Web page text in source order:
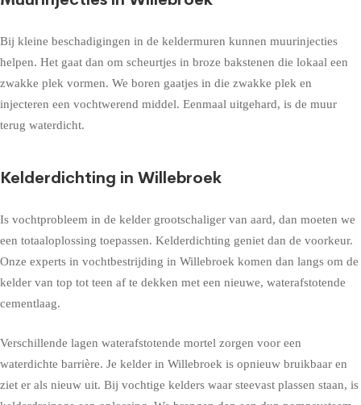
Bij kleine beschadigingen in de keldermuren kunnen muurinjecties
helpen. Het gaat dan om scheurtjes in broze bakstenen die lokaal een
zwakke plek vormen. We boren gaatjes in die zwakke plek en
injecteren een vochtwerend middel. Eenmaal uitgehard, is de muur
terug waterdicht.
Kelderdichting in Willebroek
Is vochtprobleem in de kelder grootschaliger van aard, dan moeten we
een totaaloplossing toepassen. Kelderdichting geniet dan de voorkeur.
Onze experts in vochtbestrijding in Willebroek komen dan langs om de
kelder van top tot teen af te dekken met een nieuwe, waterafstotende
cementlaag.
Verschillende lagen waterafstotende mortel zorgen voor een
waterdichte barrière. Je kelder in Willebroek is opnieuw bruikbaar en
ziet er als nieuw uit. Bij vochtige kelders waar steevast plassen staan, is